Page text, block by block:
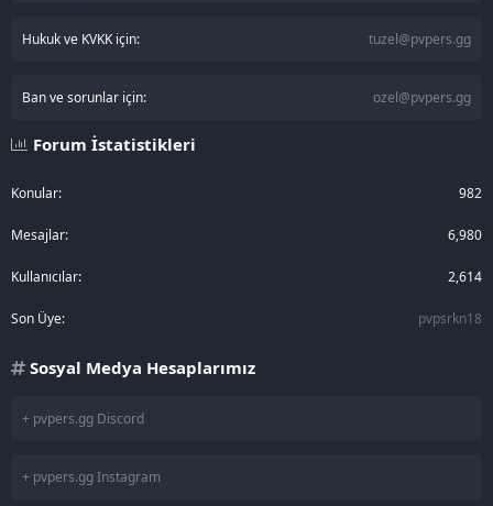
Hukuk ve KVKK için: tuzel@pvpers.gg
Ban ve sorunlar için: ozel@pvpers.gg
Forum İstatistikleri
Konular 982
Mesajlar 6,980
Kullanıcılar 2,614
Son Üye pvpsrkn18
Sosyal Medya Hesaplarımız
+ pvpers.gg Discord
+ pvpers.gg Instagram